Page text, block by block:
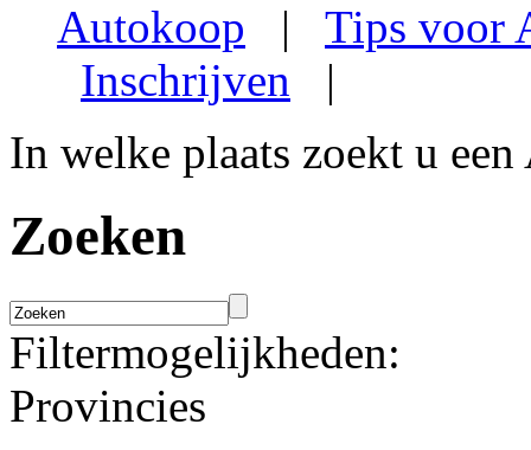
Autokoop | Tips voor
Inschrijven |
In welke plaats zoekt u
Zoeken
Filtermogelijkheden:
Provincies